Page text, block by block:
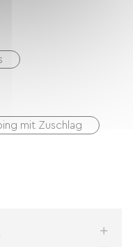
mit Zuschlag